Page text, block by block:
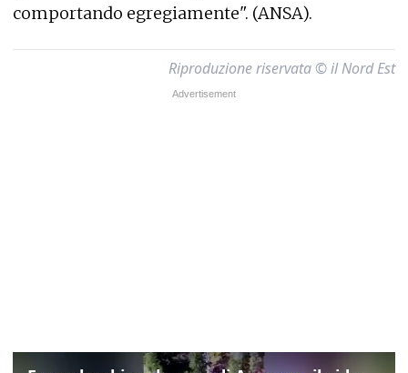
comportando egregiamente". (ANSA).
Riproduzione riservata © il Nord Est